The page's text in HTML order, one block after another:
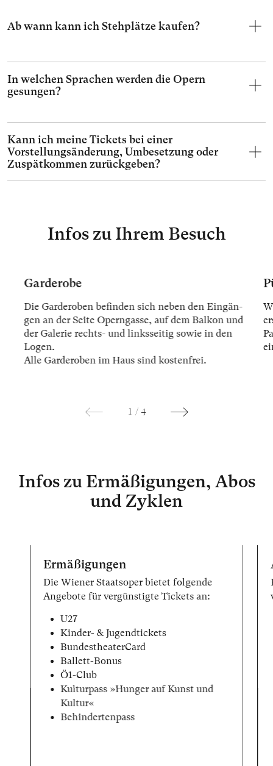
Ab wann kann ich Stehplätze kaufen?
In welchen Sprachen werden die Opern
gesungen?
Kann ich meine Tickets bei einer
Vorstellungsänderung, Umbesetzung oder
Zuspätkommen zurückgeben?
Infos zu Ihrem Besuch
Garderobe
Die Gar­der­oben be­fin­den sich ne­ben den Ein­gän­
gen an der Sei­te Opern­gas­se, auf dem Bal­kon und
der Ga­le­rie rechts- und links­sei­tig so­wie in den
Lo­gen.
Alle Gar­der­oben im Haus sind kos­ten­frei.
1 / 4
Infos zu Ermäßigungen, Abos
und Zyklen
Ermäßigungen
Die Wiener Staatsoper bietet folgende
Angebote für vergünstigte Tickets an:
U27
Kinder- & Jugendtickets
BundestheaterCard
Ballett-Bonus
Ö1-Club
Kulturpass »Hunger auf Kunst und
Kultur«
Behindertenpass